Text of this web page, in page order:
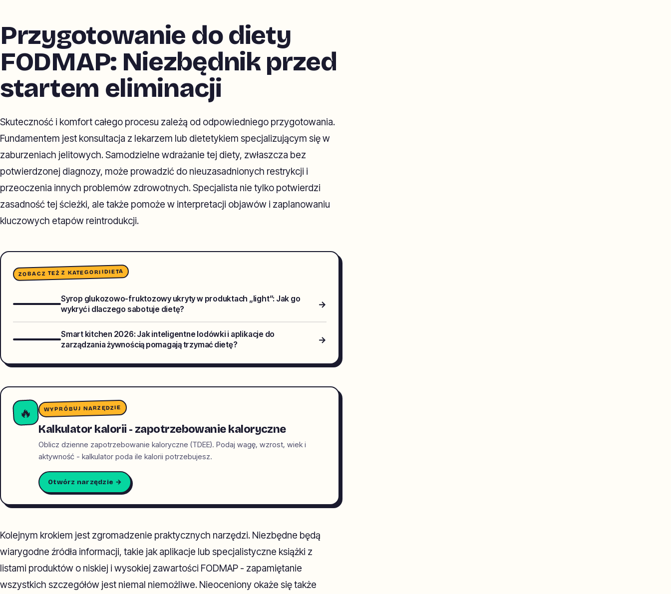
Przygotowanie do diety
FODMAP: Niezbędnik przed
startem eliminacji
Skuteczność i komfort całego procesu zależą od odpowiedniego przygotowania.
Fundamentem jest konsultacja z lekarzem lub dietetykiem specjalizującym się w
zaburzeniach jelitowych. Samodzielne wdrażanie tej diety, zwłaszcza bez
potwierdzonej diagnozy, może prowadzić do nieuzasadnionych restrykcji i
przeoczenia innych problemów zdrowotnych. Specjalista nie tylko potwierdzi
zasadność tej ścieżki, ale także pomoże w interpretacji objawów i zaplanowaniu
kluczowych etapów reintrodukcji.
ZOBACZ TEŻ Z KATEGORIIDIETA
Syrop glukozowo-fruktozowy ukryty w produktach „light”: Jak go
wykryć i dlaczego sabotuje dietę?
→
Smart kitchen 2026: Jak inteligentne lodówki i aplikacje do
zarządzania żywnością pomagają trzymać dietę?
→
🔥 WYPRÓBUJ NARZĘDZIE
Kalkulator kalorii - zapotrzebowanie kaloryczne
Oblicz dzienne zapotrzebowanie kaloryczne (TDEE). Podaj wagę, wzrost, wiek i
aktywność - kalkulator poda ile kalorii potrzebujesz.
Otwórz narzędzie →
Kolejnym krokiem jest zgromadzenie praktycznych narzędzi. Niezbędne będą
wiarygodne źródła informacji, takie jak aplikacje lub specjalistyczne książki z
listami produktów o niskiej i wysokiej zawartości FODMAP - zapamiętanie
wszystkich szczegółów jest niemal niemożliwe. Nieoceniony okaże się także